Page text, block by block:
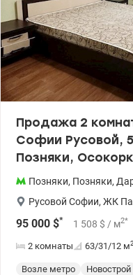
valion.ua/1148108
Продажа 2
Софии Русовой,
Позняки,
Позняки, Позняки,
Русовой Софии, ЖК
95 000 $* 1 508 $ / м2*
2 комнаты 63/31/12 м2
Возле метро Новострой